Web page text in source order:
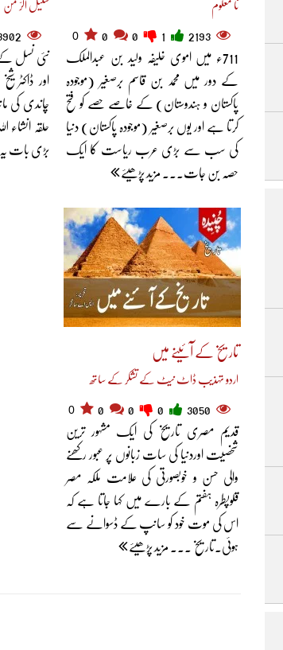
نا معلوم
0
711ء میں اموی خلیفہ ولید بن عبدالملک
کے دور میں محمد بن قاسم برصغیر (موجودہ
پاکستان و ہندوستان) کے خاصے حصے کو فتح
کرتا ہے اور یوں برصغیر (موجودہ پاکستان) دنیا
کی سب سے بڑی عرب ریاست کا ایک
حصہ بن جات... مزید پڑھیئے
شکیل الرّحمٰن
نئی نسل کے
اور ڈاکٹر
چاندی کی
حلقہ انشاء
بڑی بات
تاریخ کے آئینے میں
اردو تہذیب ڈاٹ نیٹ کے تشکر کے ساتھ
0
قدیم مصری تاریخ کی ایک مشہور ترین
شخصیت اوردنیا کی سات زبانوں پر عبور رکھنے
والی حسن و خوبصورتی کی علامت ملکہ مصر
قلوپطرہ ہفتم کے بارے میں کہا جاتا ہے کہ
اس کی موت خود کو سانپ کے ڈسوانے سے
ہوئی۔تاریخ ... مزید پڑھیئے